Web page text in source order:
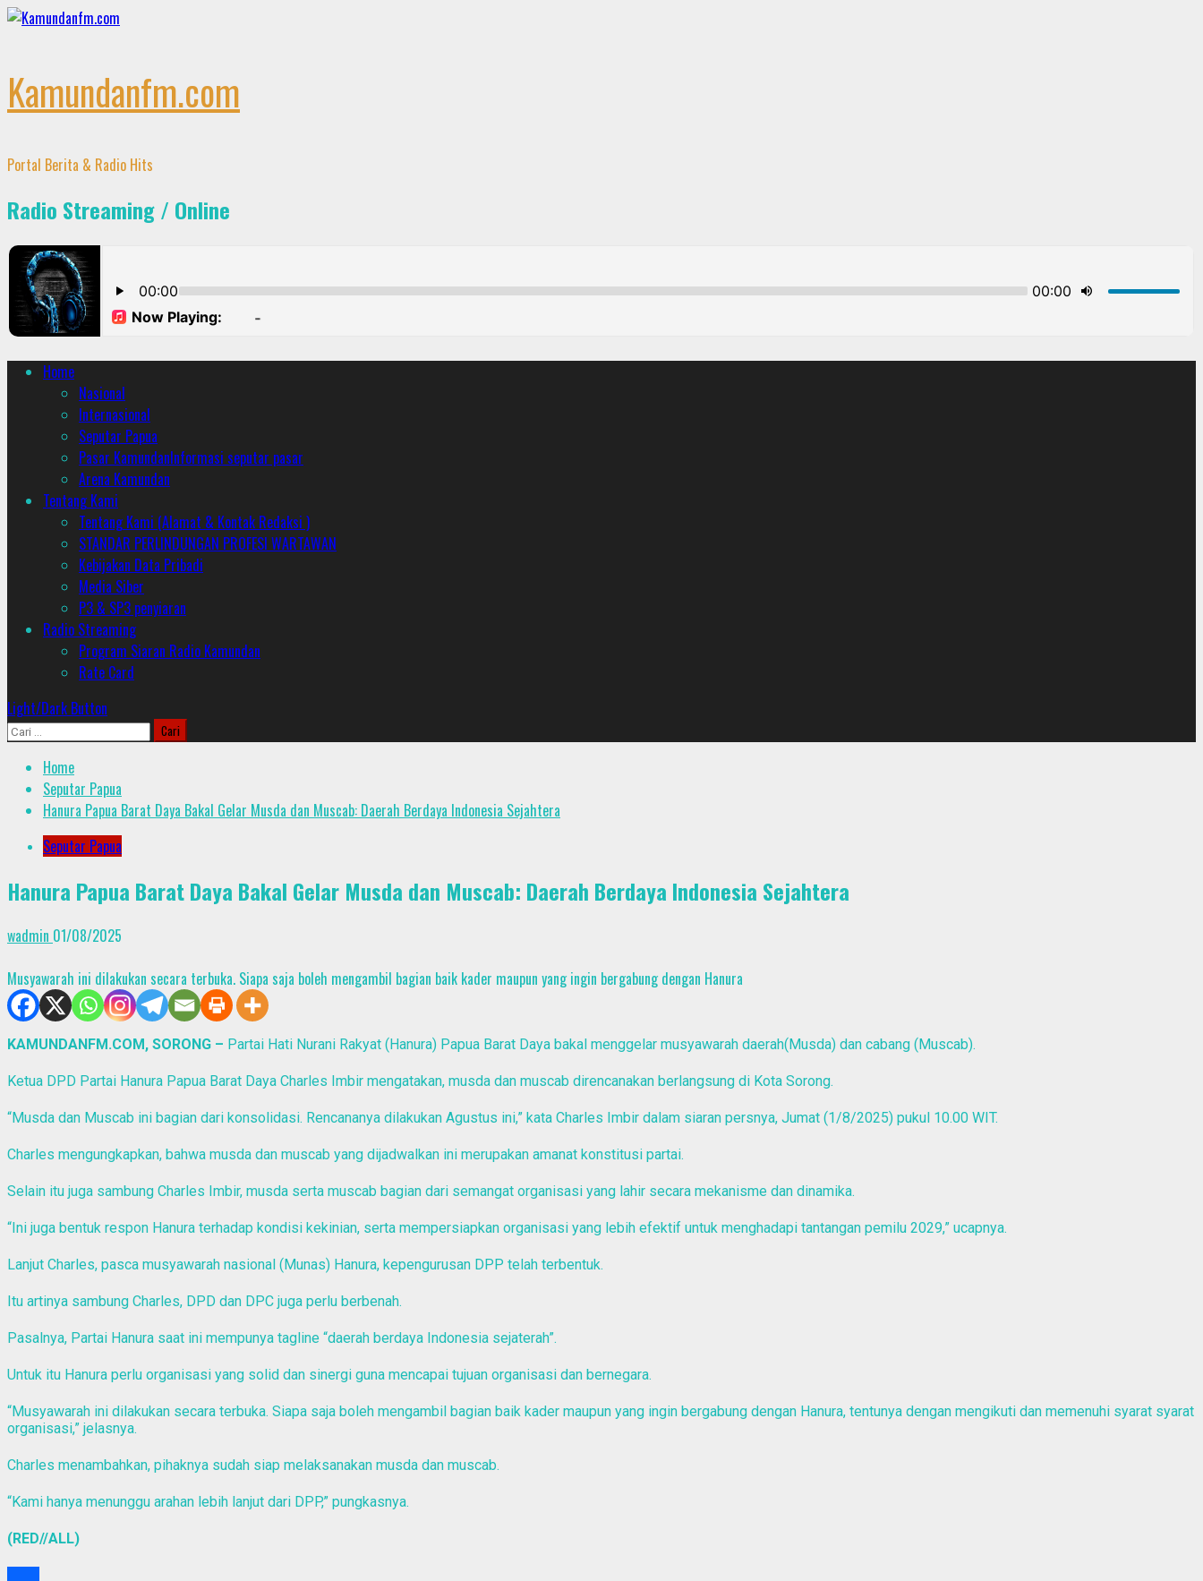
Skip
Kamundanfm.com
Portal Berita & Radio Hits
Radio Streaming / Online
PrimaryHome
Nasional
Internasional
Seputar Papua
Pasar KamundanInformasi seputar pasar
Arena Kamundan
Tentang Kami
Tentang Kami (Alamat & Kontak Redaksi )
STANDAR PERLINDUNGAN PROFESI WARTAWAN
Kebijakan Data Pribadi
Media Siber
P3 & SP3 penyiaran
Radio Streaming
Program Siaran Radio Kamundan
Rate Card
Light/Dark Button
Cari
Home
Seputar Papua
Hanura Papua Barat Daya Bakal Gelar Musda dan Muscab: Daerah Berdaya Indonesia Sejahtera
Seputar Papua
Hanura Papua Barat Daya Bakal Gelar Musda dan Muscab: Daerah Berdaya Indonesia Sejahtera
wadmin 01/08/2025
Musyawarah ini dilakukan secara terbuka. Siapa saja boleh mengambil bagian baik kader maupun yang ingin bergabung dengan Hanura
KAMUNDANFM.COM, SORONG – Partai Hati Nurani Rakyat (Hanura) Papua Barat Daya bakal menggelar musyawarah daerah(Musda) dan cabang (Muscab).
Ketua DPD Partai Hanura Papua Barat Daya Charles Imbir mengatakan, musda dan muscab direncanakan berlangsung di Kota Sorong.
“Musda dan Muscab ini bagian dari konsolidasi. Rencananya dilakukan Agustus ini,” kata Charles Imbir dalam siaran persnya, Jumat (1/8/2025) pukul 10.00 WIT.
Charles mengungkapkan, bahwa musda dan muscab yang dijadwalkan ini merupakan amanat konstitusi partai.
Selain itu juga sambung Charles Imbir, musda serta muscab bagian dari semangat organisasi yang lahir secara mekanisme dan dinamika.
“Ini juga bentuk respon Hanura terhadap kondisi kekinian, serta mempersiapkan organisasi yang lebih efektif untuk menghadapi tantangan pemilu 2029,” ucapnya.
Lanjut Charles, pasca musyawarah nasional (Munas) Hanura, kepengurusan DPP telah terbentuk.
Itu artinya sambung Charles, DPD dan DPC juga perlu berbenah.
Pasalnya, Partai Hanura saat ini mempunya tagline “daerah berdaya Indonesia sejaterah”.
Untuk itu Hanura perlu organisasi yang solid dan sinergi guna mencapai tujuan organisasi dan bernegara.
“Musyawarah ini dilakukan secara terbuka. Siapa saja boleh mengambil bagian baik kader maupun yang ingin bergabung dengan Hanura, tentunya dengan mengikuti dan memenuhi syarat syarat
organisasi,” jelasnya.
Charles menambahkan, pihaknya sudah siap melaksanakan musda dan muscab.
“Kami hanya menunggu arahan lebih lanjut dari DPP,” pungkasnya.
(RED//ALL)